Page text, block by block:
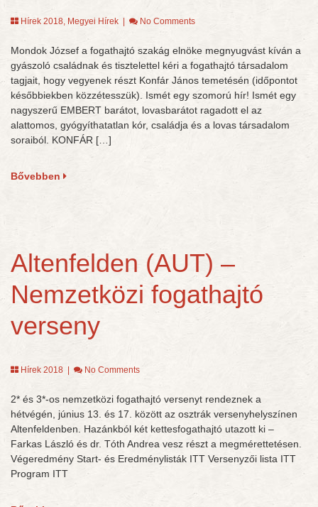
Hírek 2018, Megyei Hírek No Comments
Mondok József a fogathajtó szakág elnöke megnyugvást kíván a
gyászoló családnak és tisztelettel kéri a fogathajtó társadalom
tagjait, hogy vegyenek részt Konfár János temetésén (időpontot
későbbiekben közzétesszük). Ismét egy szomorú hír! Ismét egy
nagyszerű EMBERT barátot, lovasbarátot ragadott el az
alattomos, gyógyíthatatlan kór, családja és a lovas társadalom
soraiból. KONFÁR […]
Bővebben
Altenfelden (AUT) –
Nemzetközi fogathajtó
verseny
Hírek 2018 No Comments
2* és 3*-os nemzetközi fogathajtó versenyt rendeznek a
hétvégén, június 13. és 17. között az osztrák versenyhelyszínen
Altenfeldenben. Hazánkból két kettesfogathajtó utazott ki –
Farkas László és dr. Tóth Andrea vesz részt a megmérettetésen.
Végeredmény Start- és Eredménylisták ITT Versenyzői lista ITT
Program ITT